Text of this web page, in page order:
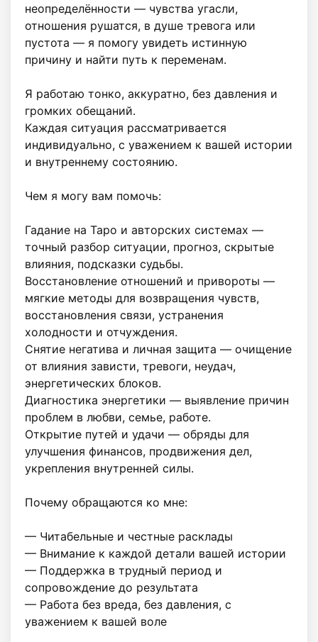
неопределённости — чувства угасли,
отношения рушатся, в душе тревога или
пустота — я помогу увидеть истинную
причину и найти путь к переменам.
Я работаю тонко, аккуратно, без давления и
громких обещаний.
Каждая ситуация рассматривается
индивидуально, с уважением к вашей истории
и внутреннему состоянию.
Чем я могу вам помочь:
Гадание на Таро и авторских системах —
точный разбор ситуации, прогноз, скрытые
влияния, подсказки судьбы.
Восстановление отношений и привороты —
мягкие методы для возвращения чувств,
восстановления связи, устранения
холодности и отчуждения.
Снятие негатива и личная защита — очищение
от влияния зависти, тревоги, неудач,
энергетических блоков.
Диагностика энергетики — выявление причин
проблем в любви, семье, работе.
Открытие путей и удачи — обряды для
улучшения финансов, продвижения дел,
укрепления внутренней силы.
Почему обращаются ко мне:
— Читабельные и честные расклады
— Внимание к каждой детали вашей истории
— Поддержка в трудный период и
сопровождение до результата
— Работа без вреда, без давления, с
уважением к вашей воле